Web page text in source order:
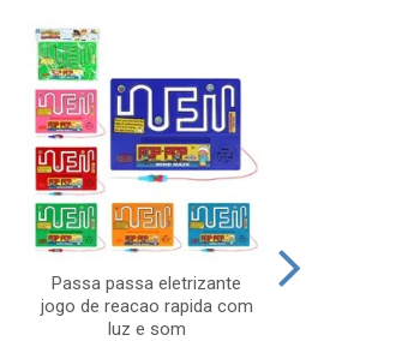
Passa passa eletrizante
jogo de reacao rapida com
luz e som